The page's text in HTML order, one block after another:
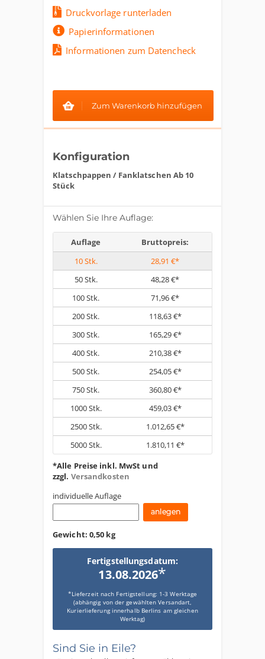
Druckvorlage runterladen
Papierinformationen
Informationen zum Datencheck
Zum Warenkorb hinzufügen
Konfiguration
Klatschpappen / Fanklatschen Ab 10
Stück
Wählen Sie Ihre Auflage:
Auflage
Bruttopreis:
10Stk.
28,91 €*
50Stk.
48,28 €*
100Stk.
71,96 €*
200Stk.
118,63 €*
300Stk.
165,29 €*
400Stk.
210,38 €*
500Stk.
254,05 €*
750Stk.
360,80 €*
1000Stk.
459,03 €*
2500Stk.
1.012,65 €*
5000Stk.
1.810,11 €*
*Alle Preise inkl. MwSt und
zzgl. Versandkosten
individuelle Auflage
Gewicht: 0,50 kg
Fertigstellungsdatum:
13.08.2026*
*Lieferzeit nach Fertigstellung: 1-3 Werktage
(abhängig von der gewählten Versandart,
Kurierlieferung innerhalb Berlins am gleichen
Werktag)
Sind Sie in Eile?